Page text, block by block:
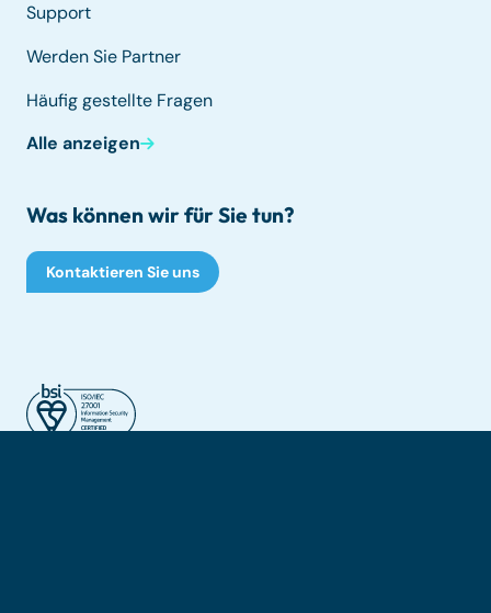
Support
Werden Sie Partner
Häufig gestellte Fragen
Alle anzeigen
Was können wir für Sie tun?
Kontaktieren Sie uns